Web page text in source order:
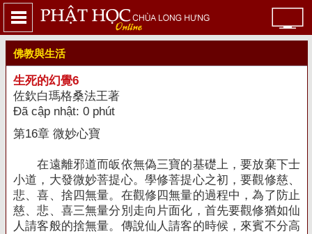
佛教與生活
生死的幻覺6
佐欽白瑪格桑法王著
Đã cập nhật: 0 phút
第16章 微妙心寶
在遠離邪道而皈依無偽三寶的基礎上，要放棄下士
小道，大發微妙菩提心。學修菩提心之初，要觀修慈、
悲、喜、捨四無量。在觀修四無量的過程中，為了防止
慈、悲、喜三無量分別走向片面化，首先要觀修猶如仙
人請客般的捨無量。傳說仙人請客的時候，來賓不分高